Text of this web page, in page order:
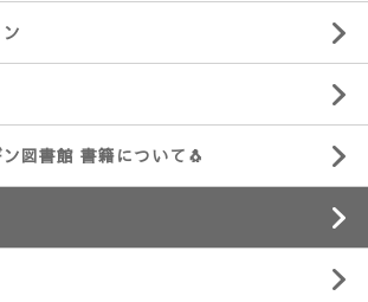
ン図書館 書籍について🐧